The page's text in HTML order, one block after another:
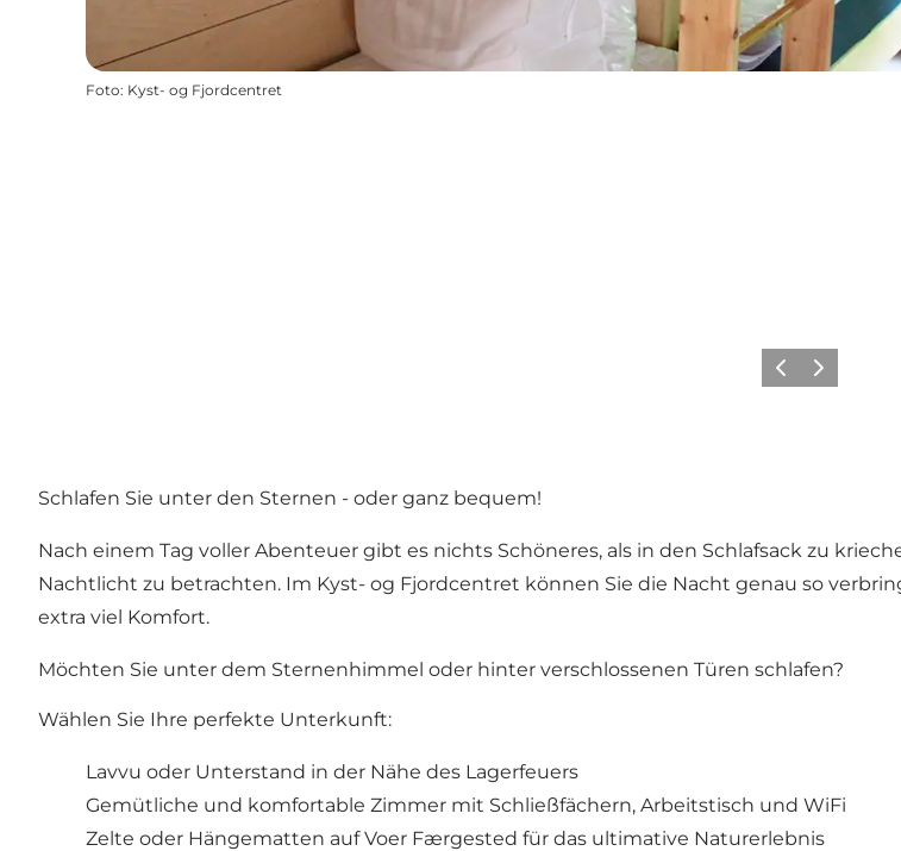
Foto: Kyst- og Fjordcentret
ZurückWeiter
Schlafen Sie unter den Sternen - oder ganz bequem!
Nach einem Tag voller Abenteuer gibt es nichts Schöneres, als in den Schlafsack zu
Nachtlicht zu betrachten. Im Kyst- og Fjordcentret können Sie die Nacht genau so
extra viel Komfort.
Möchten Sie unter dem Sternenhimmel oder hinter verschlossenen Türen schlafen?
Wählen Sie Ihre perfekte Unterkunft:
Lavvu oder Unterstand in der Nähe des Lagerfeuers
Gemütliche und komfortable Zimmer mit Schließfächern, Arbeitstisch und WiFi
Zelte oder Hängematten auf Voer Færgested für das ultimative Naturerlebnis